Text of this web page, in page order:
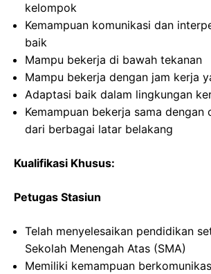
kelompok
Kemampuan komunikasi dan
baik
Mampu bekerja di bawah tekanan
Mampu bekerja dengan jam kerja
Adaptasi baik dalam lingkungan
Kemampuan bekerja sama dengan
dari berbagai latar belakang
Kualifikasi Khusus:
Petugas Stasiun
Telah menyelesaikan pendidikan
Sekolah Menengah Atas (SMA)
Memiliki kemampuan